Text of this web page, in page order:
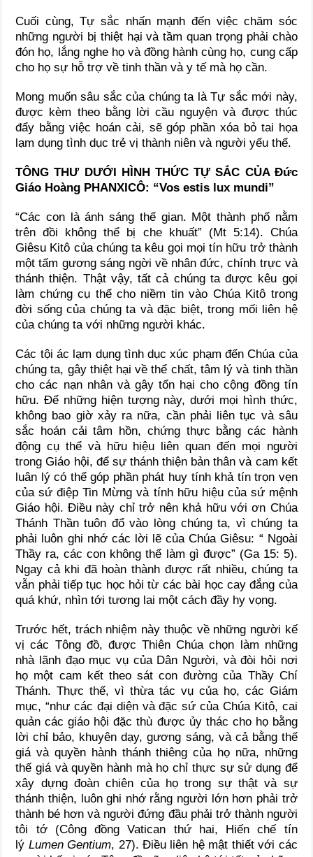
Cuối cùng, Tự sắc nhấn mạnh đến việc chăm sóc
những người bị thiệt hại và tầm quan trọng phải chào
đón họ, lắng nghe họ và đồng hành cùng họ, cung cấp
cho họ sự hỗ trợ về tinh thần và y tế mà họ cần.
Mong muốn sâu sắc của chúng ta là Tự sắc mới này,
được kèm theo bằng lời cầu nguyện và được thúc
đẩy bằng việc hoán cải, sẽ góp phần xóa bỏ tai họa
lạm dụng tình dục trẻ vị thành niên và người yếu thế.
TÔNG THƯ DƯỚI HÌNH THỨC TỰ SẮC CỦA Đức
Giáo Hoàng PHANXICÔ: “Vos estis lux mundi”
“Các con là ánh sáng thế gian. Một thành phố nằm
trên đồi không thể bị che khuất” (Mt 5:14). Chúa
Giêsu Kitô của chúng ta kêu gọi mọi tín hữu trở thành
một tấm gương sáng ngời về nhân đức, chính trực và
thánh thiện. Thật vậy, tất cả chúng ta được kêu gọi
làm chứng cụ thể cho niềm tin vào Chúa Kitô trong
đời sống của chúng ta và đặc biệt, trong mối liên hệ
của chúng ta với những người khác.
Các tội ác lạm dụng tình dục xúc phạm đến Chúa của
chúng ta, gây thiệt hại về thể chất, tâm lý và tinh thần
cho các nạn nhân và gây tổn hại cho cộng đồng tín
hữu. Để những hiện tượng này, dưới mọi hình thức,
không bao giờ xảy ra nữa, cần phải liên tục và sâu
sắc hoán cải tâm hồn, chứng thực bằng các hành
động cụ thể và hữu hiệu liên quan đến mọi người
trong Giáo hội, để sự thánh thiện bản thân và cam kết
luân lý có thể góp phần phát huy tính khả tín trọn vẹn
của sứ điệp Tin Mừng và tính hữu hiệu của sứ mệnh
Giáo hội. Điều này chỉ trở nên khả hữu với ơn Chúa
Thánh Thần tuôn đổ vào lòng chúng ta, vì chúng ta
phải luôn ghi nhớ các lời lẽ của Chúa Giêsu: “ Ngoài
Thầy ra, các con không thể làm gì được” (Ga 15: 5).
Ngay cả khi đã hoàn thành được rất nhiều, chúng ta
vẫn phải tiếp tục học hỏi từ các bài học cay đắng của
quá khứ, nhìn tới tương lai một cách đầy hy vọng.
Trước hết, trách nhiệm này thuộc về những người kế
vị các Tông đồ, được Thiên Chúa chọn làm những
nhà lãnh đạo mục vụ của Dân Người, và đòi hỏi nơi
họ một cam kết theo sát con đường của Thầy Chí
Thánh. Thực thế, vì thừa tác vụ của họ, các Giám
mục, “như các đại diện và đặc sứ của Chúa Kitô, cai
quản các giáo hội đặc thù được ủy thác cho họ bằng
lời chỉ bảo, khuyên dạy, gương sáng, và cả bằng thế
giá và quyền hành thánh thiêng của họ nữa, những
thế giá và quyền hành mà họ chỉ thực sự sử dụng để
xây dựng đoàn chiên của họ trong sự thật và sự
thánh thiện, luôn ghi nhớ rằng người lớn hơn phải trở
thành bé hơn và người đứng đầu phải trở thành người
tôi tớ (Công đồng Vatican thứ hai, Hiến chế tín
lý Lumen Gentium, 27). Điều liên hệ mật thiết với các